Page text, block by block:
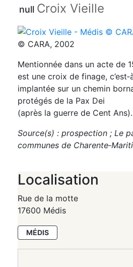
null Croix Vieille
Mentionnée dans un acte de
est une croix de finage,
implantée sur un chemin
protégés de la Pax Dei
(après la guerre de Cent Ans).
Source(s) : prospection ; Le
communes de
Localisation
Rue de la motte
17600 Médis
MÉDIS